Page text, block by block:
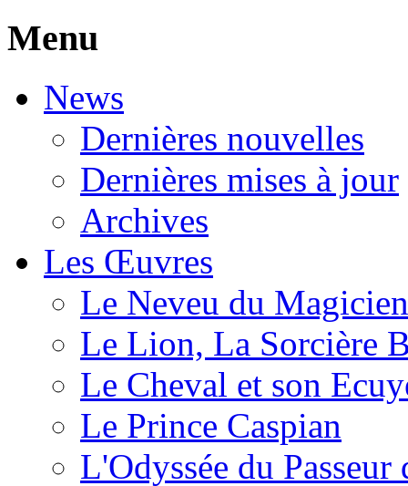
Menu
News
Dernières nouvelles
Dernières mises à jour
Archives
Les Œuvres
Le Neveu du Magicien
Le Lion, La Sorcière
Le Cheval et son
Le Prince Caspian
L'Odyssée du